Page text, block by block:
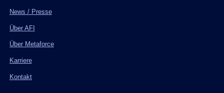
News / Presse
Über AFI
Über Metaforce
Karriere
Kontakt